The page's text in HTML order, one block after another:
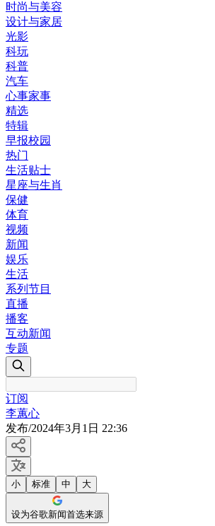
时尚与美容
设计与家居
光影
科玩
科普
汽车
心事家事
精选
特辑
早报校园
热门
生活贴士
星座与生肖
保健
体育
视频
新闻
娱乐
生活
系列节目
直播
播客
互动新闻
专题
订阅
李蕙心
发布/2024年3月1日 22:36
小 标准 中 大
设为谷歌新闻首选来源